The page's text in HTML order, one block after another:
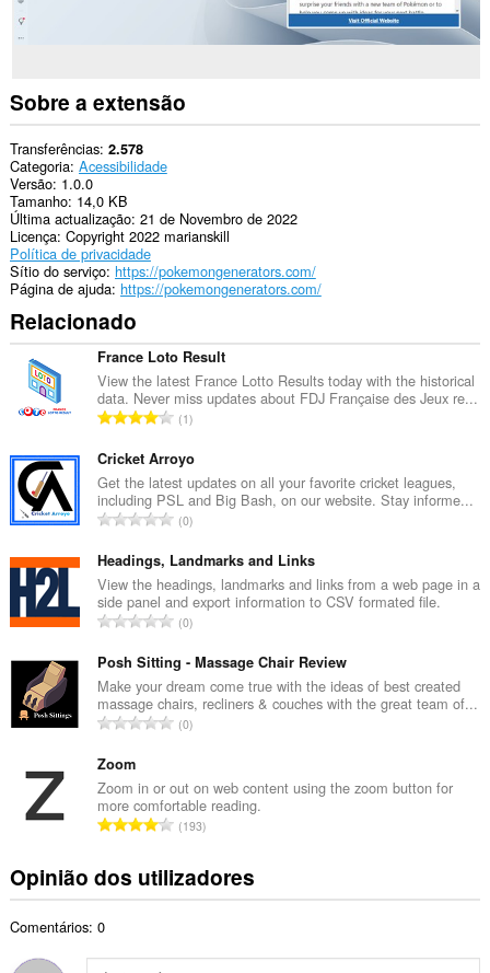
Sobre a extensão
Transferências 2.578
Categoria Acessibilidade
Versão 1.0.0
Tamanho 14,0 KB
Última actualização 21 de Novembro de 2022
Licença Copyright 2022 marianskill
Política de privacidade
Sítio do serviço https://pokemongenerators.com/
Página de ajuda https://pokemongenerators.com/
Relacionado
France Loto Result
View the latest France Lotto Results today with the historical
data. Never miss updates about FDJ Française des Jeux re...
N
m
e
r
o
o
t
a
d
e
a
v
i
a
ç
e
s
1
Cricket Arroyo
Get the latest updates on all your favorite cricket leagues,
including PSL and Big Bash, on our website. Stay informe...
N
m
e
r
o
o
t
a
e
a
v
l
i
õ
0
Headings, Landmarks and Links
View the headings, landmarks and links from a web page in a
side panel and export information to CSV formated file.
N
m
e
r
o
t
a
e
a
0
Posh Sitting - Massage Chair Review
Make your dream come true with the ideas of best created
massage chairs, recliners & couches with the great team of...
N
e
r
o
o
t
d
0
Zoom
Zoom in or out on web content using the zoom button for
more comfortable reading.
N
m
e
t
193
Opinião dos utilizadores
Comentários: 0